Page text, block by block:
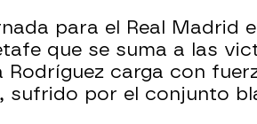
para el Real Madrid
que se suma a las
Rodríguez carga con
sufrido por el conjunto